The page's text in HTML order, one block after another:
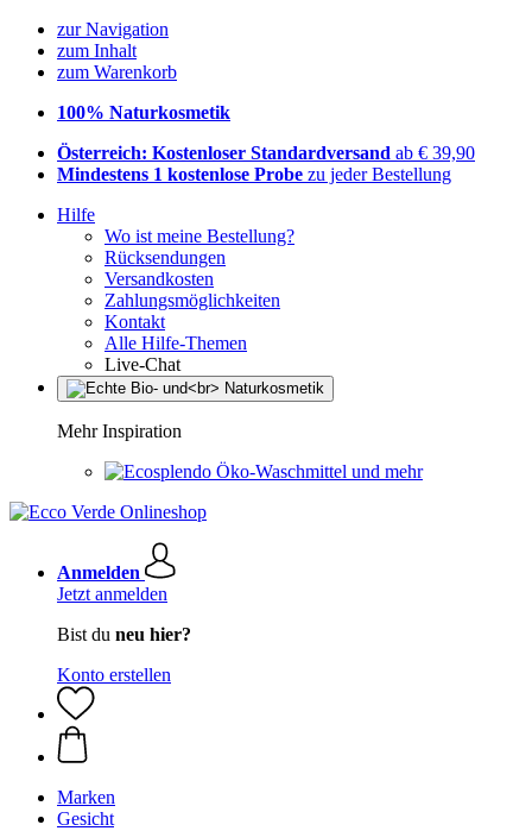
zur Navigation
zum Inhalt
zum Warenkorb
100% Naturkosmetik
Österreich: Kostenloser Standardversand ab € 39,90
Mindestens 1 kostenlose Probe zu jeder Bestellung
Hilfe
Wo ist meine Bestellung?
Rücksendungen
Versandkosten
Zahlungsmöglichkeiten
Kontakt
Alle Hilfe-Themen
Live-Chat
Mehr Inspiration
Öko-Waschmittel und mehr
Anmelden
Jetzt anmelden
Bist du neu hier?
Konto erstellen
Marken
Gesicht